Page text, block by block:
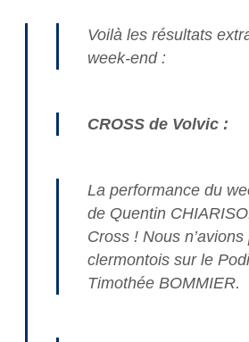
Voilà les résultats
week-end :
CROSS de Volvic :
La performance du
de Quentin
Cross ! Nous
clermontois sur le
Timothée BOMMIER.